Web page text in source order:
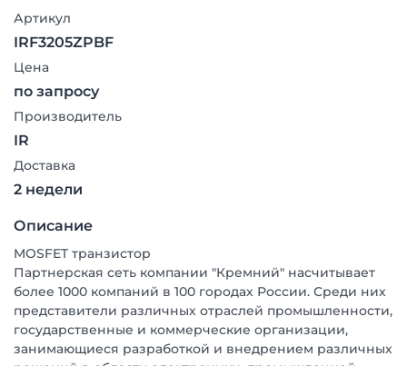
Артикул
IRF3205ZPBF
Цена
по запросу
Производитель
IR
Доставка
2 недели
Описание
MOSFET транзистор
Партнерская сеть компании "Кремний" насчитывает
более 1000 компаний в 100 городах России. Среди них
представители различных отраслей промышленности,
государственные и коммерческие организации,
занимающиеся разработкой и внедрением различных